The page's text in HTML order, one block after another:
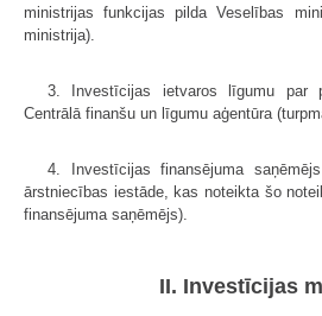
ministrijas funkcijas pilda Veselības
ministrija).
3. Investīcijas ietvaros līgumu par
Centrālā finanšu un līgumu aģentūra
4. Investīcijas finansējuma
ārstniecības iestāde, kas noteikta šo
finansējuma saņēmējs).
II. Investīcijas